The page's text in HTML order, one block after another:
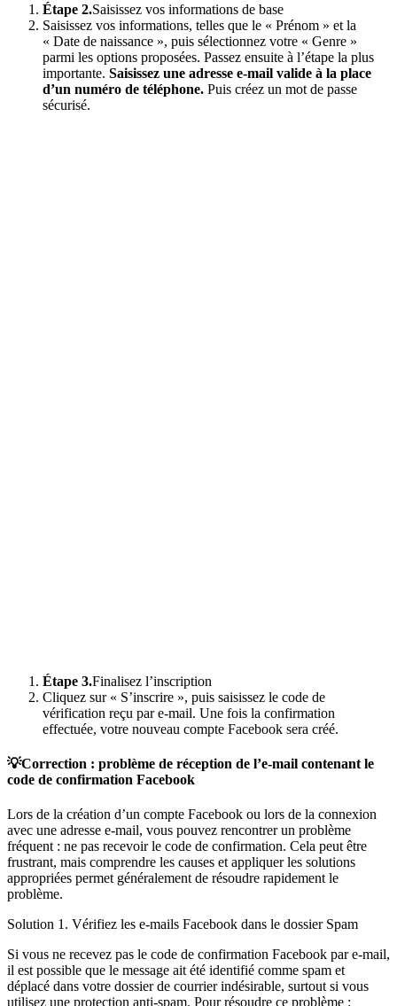
Étape 2.Saisissez vos informations de base
Saisissez vos informations, telles que le « Prénom » et la
« Date de naissance », puis sélectionnez votre « Genre »
parmi les options proposées. Passez ensuite à l’étape la plus
importante. Saisissez une adresse e-mail valide à la place
d’un numéro de téléphone. Puis créez un mot de passe
sécurisé.
Étape 3.Finalisez l’inscription
Cliquez sur « S’inscrire », puis saisissez le code de
vérification reçu par e-mail. Une fois la confirmation
effectuée, votre nouveau compte Facebook sera créé.
💡Correction : problème de réception de l’e-mail contenant le
code de confirmation Facebook
Lors de la création d’un compte Facebook ou lors de la connexion
avec une adresse e-mail, vous pouvez rencontrer un problème
fréquent : ne pas recevoir le code de confirmation. Cela peut être
frustrant, mais comprendre les causes et appliquer les solutions
appropriées permet généralement de résoudre rapidement le
problème.
Solution 1. Vérifiez les e-mails Facebook dans le dossier Spam
Si vous ne recevez pas le code de confirmation Facebook par e-mail,
il est possible que le message ait été identifié comme spam et
déplacé dans votre dossier de courrier indésirable, surtout si vous
utilisez une protection anti-spam. Pour résoudre ce problème :